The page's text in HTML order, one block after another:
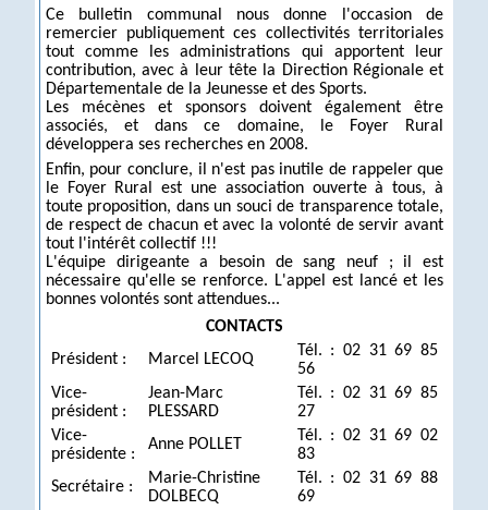
Ce bulletin communal nous donne l'occasion de
remercier publiquement ces collectivités territoriales
tout comme les administrations qui apportent leur
contribution, avec à leur tête la Direction Régionale et
Départementale de la Jeunesse et des Sports.
Les mécènes et sponsors doivent également être
associés, et dans ce domaine, le Foyer Rural
développera ses recherches en 2008.
Enfin, pour conclure, il n'est pas inutile de rappeler que
le Foyer Rural est une association ouverte à tous, à
toute proposition, dans un souci de transparence totale,
de respect de chacun et avec la volonté de servir avant
tout l'intérêt collectif !!!
L'équipe dirigeante a besoin de sang neuf ; il est
nécessaire qu'elle se renforce. L'appel est lancé et les
bonnes volontés sont attendues...
CONTACTS
Président :
Marcel LECOQ
Tél. : 02 31 69 85
56
Vice-
président :
Jean-Marc
PLESSARD
Tél. : 02 31 69 85
27
Vice-
présidente :
Anne POLLET
Tél. : 02 31 69 02
83
Secrétaire :
Marie-Christine
DOLBECQ
Tél. : 02 31 69 88
69